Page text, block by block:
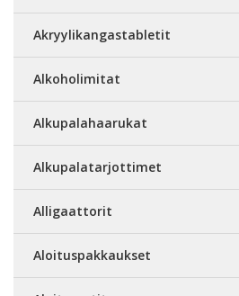
Akryylikangastabletit
Alkoholimitat
Alkupalahaarukat
Alkupalatarjottimet
Alligaattorit
Aloituspakkaukset